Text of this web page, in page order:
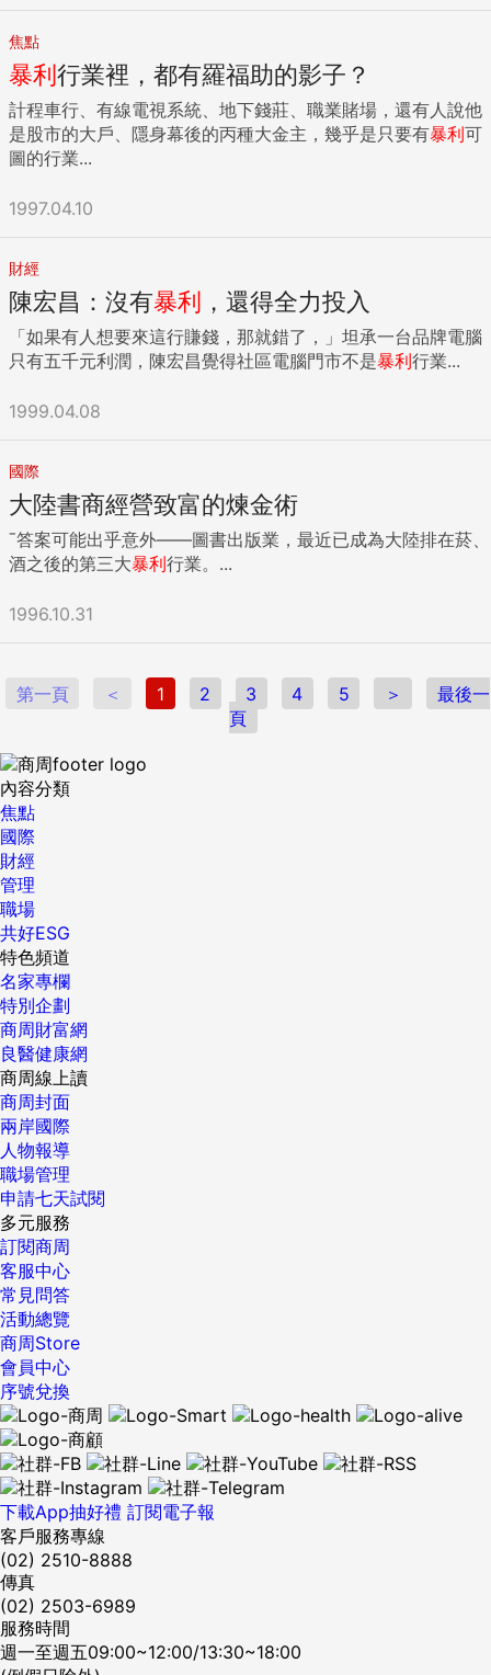
焦點
暴利行業裡，都有羅福助的影子？
計程車行、有線電視系統、地下錢莊、職業賭場，還有人說他
是股市的大戶、隱身幕後的丙種大金主，幾乎是只要有暴利可
圖的行業...
1997.04.10
財經
陳宏昌：沒有暴利 ，還得全力投入
「如果有人想要來這行賺錢，那就錯了，」坦承一台品牌電腦
只有五千元利潤，陳宏昌覺得社區電腦門市不是暴利行業...
1999.04.08
國際
大陸書商經營致富的煉金術
ˉ答案可能出乎意外——圖書出版業，最近已成為大陸排在菸、
酒之後的第三大暴利行業。...
1996.10.31
第一頁 ＜ 1 2 3 4 5 ＞
最後一
頁
內容分類
焦點
國際
財經
管理
職場
共好ESG
特色頻道
名家專欄
特別企劃
商周財富網
良醫健康網
商周線上讀
商周封面
兩岸國際
人物報導
職場管理
申請七天試閱
多元服務
訂閱商周
客服中心
常見問答
活動總覽
商周Store
會員中心
序號兌換
下載App抽好禮 訂閱電子報
客戶服務專線
(02) 2510-8888
傳真
(02) 2503-6989
服務時間
週一至週五09:00~12:00/13:30~18:00